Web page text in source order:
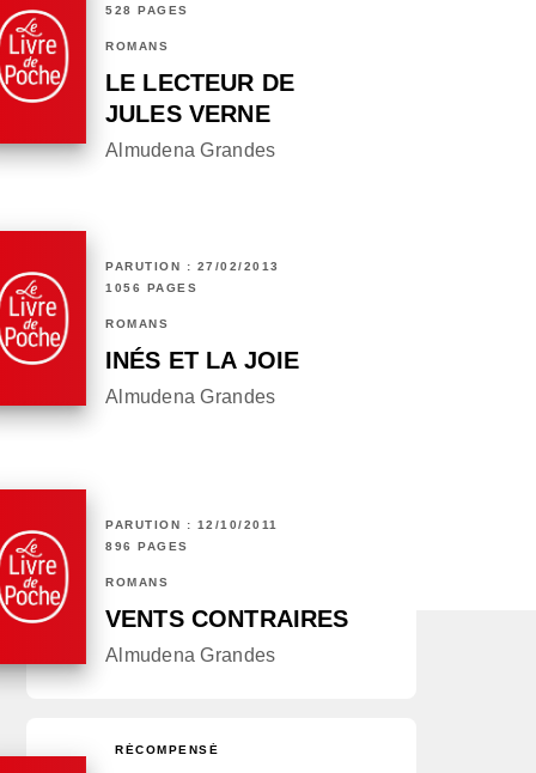
528 PAGES
ROMANS
LE LECTEUR DE
JULES VERNE
Almudena Grandes
PARUTION : 27/02/2013
1056 PAGES
ROMANS
INÉS ET LA JOIE
Almudena Grandes
PARUTION : 12/10/2011
896 PAGES
ROMANS
VENTS CONTRAIRES
Almudena Grandes
RÉCOMPENSÉ